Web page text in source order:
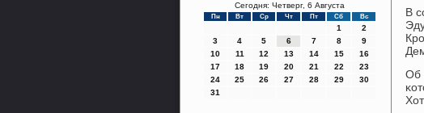
Сегодня: Четверг, 6 Августа
Пн Вт Ср Чт Пт Сб Вс
1
2
3
4 5 6 7 8
9
10
11 12 13 14 15
16
17
18 19 20 21 22
23
24
25 26 27 28 29
30
31
В
Об